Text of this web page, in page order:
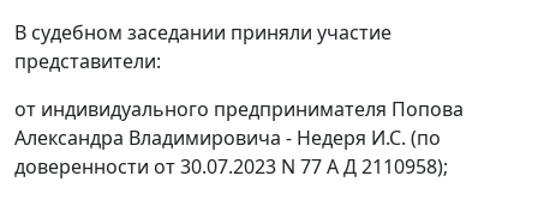
В судебном заседании приняли участие
представители:
от индивидуального предпринимателя Попова
Александра Владимировича - Недеря И.С. (по
доверенности от 30.07.2023 N 77 А Д 2110958);